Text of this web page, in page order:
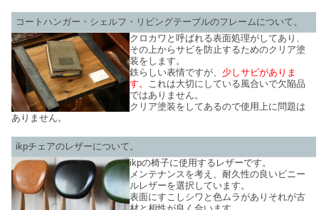
コートハンガー・シェルフ・リビングテーブルのフレームについて。
クロカワと呼ばれる表面処理がしてあり、
その上からサビを防止するためのクリア塗
装をします。
鉄らしい表情ですが、 少しサビがありま
す。 これは大切にしている風合いで欠陥品
ではありません。
クリア塗装をしてあるので使用上に問題は
ありません。
ikpチェアのレザーについて。
ikpの椅子に使用するレザーです。
メンテナンスを考え、耐久性の良いビニー
ルレザーを選択しています。
表面にすこしシワと色ムラがありそれが古